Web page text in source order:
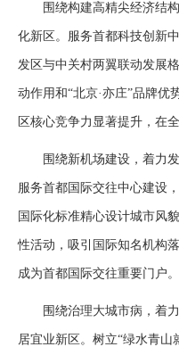
围绕构建高精尖经济结构
化新区。服务首都科技创新
发区与中关村两翼联动发展
动作用和“北京·亦庄”品牌优
区核心竞争力显著提升，在
围绕新机场建设，着力发
服务首都国际交往中心建设
国际化标准精心设计城市风
性活动，吸引国际知名机构
成为首都国际交往重要门户。
围绕治理大城市病，着力
居宜业新区。树立“绿水青山